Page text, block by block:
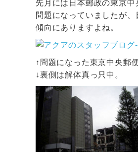
先月には日本郵政の東京
問題になっていましたが
傾向にありますよね。
↑問題になった東京中央郵便
↓裏側は解体真っ只中。